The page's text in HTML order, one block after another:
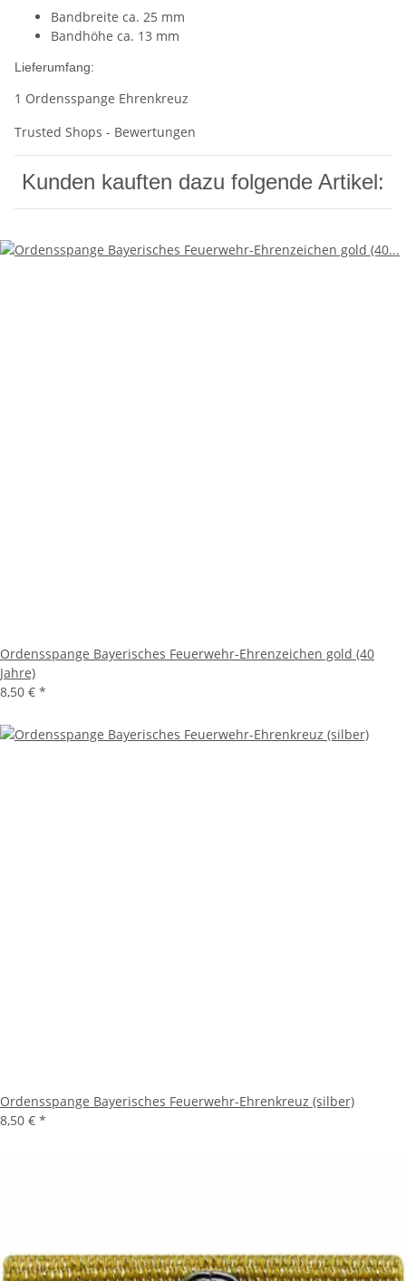
Bandbreite ca. 25 mm
Bandhöhe ca. 13 mm
Lieferumfang:
1 Ordensspange Ehrenkreuz
Trusted Shops - Bewertungen
Kunden kauften dazu folgende Artikel:
Ordensspange Bayerisches Feuerwehr-Ehrenzeichen gold (40
Jahre)
8,50 € *
Ordensspange Bayerisches Feuerwehr-Ehrenkreuz (silber)
8,50 € *